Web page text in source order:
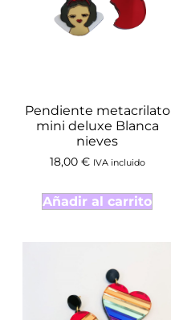
Pendiente metacrilato
mini deluxe Blanca
nieves
18,00 € IVA incluido
Añadir al carrito